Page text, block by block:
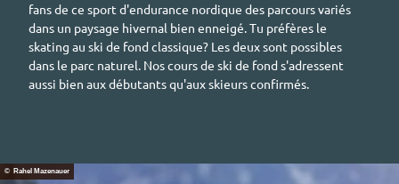
fans de ce sport d'endurance nordique des parcours variés
dans un paysage hivernal bien enneigé. Tu préfères le
skating au ski de fond classique? Les deux sont possibles
dans le parc naturel. Nos cours de ski de fond s'adressent
aussi bien aux débutants qu'aux skieurs confirmés.
© Rahel Mazenauer